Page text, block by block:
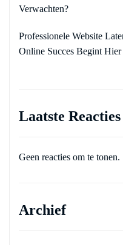
Verwachten?
Professionele Website
Online Succes Begint Hier
Laatste Reacties
Geen reacties om te tonen.
Archief